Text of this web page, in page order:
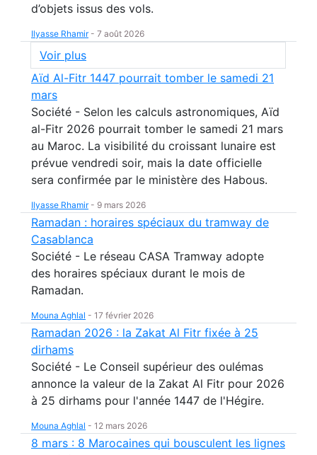
d’objets issus des vols.
Ilyasse Rhamir- 7 août 2026
Voir plus
Aïd Al-Fitr 1447 pourrait tomber le samedi 21
mars
Société - Selon les calculs astronomiques, Aïd
al-Fitr 2026 pourrait tomber le samedi 21 mars
au Maroc. La visibilité du croissant lunaire est
prévue vendredi soir, mais la date officielle
sera confirmée par le ministère des Habous.
Ilyasse Rhamir- 9 mars 2026
Ramadan : horaires spéciaux du tramway de
Casablanca
Société - Le réseau CASA Tramway adopte
des horaires spéciaux durant le mois de
Ramadan.
Mouna Aghlal - 17 février 2026
Ramadan 2026 : la Zakat Al Fitr fixée à 25
dirhams
Société - Le Conseil supérieur des oulémas
annonce la valeur de la Zakat Al Fitr pour 2026
à 25 dirhams pour l'année 1447 de l'Hégire.
Mouna Aghlal - 12 mars 2026
8 mars : 8 Marocaines qui bousculent les lignes